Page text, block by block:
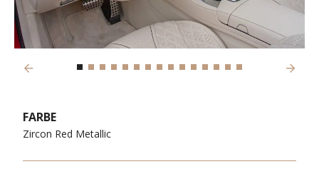
Previous Next
FARBE
Zircon Red Metallic